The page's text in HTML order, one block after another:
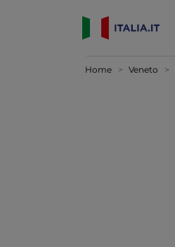
Home Veneto